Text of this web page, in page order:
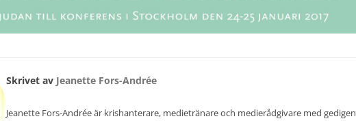
Skrivet av Jeanette Fors-Andrée
Jeanette Fors-Andrée är krishanterare, medietränare och medierådgivare med gedigen